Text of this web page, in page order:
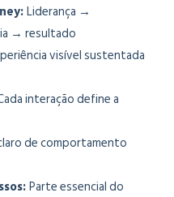
Liderança →
→ resultado
visível sustentada
interação define a
de comportamento
Parte essencial do